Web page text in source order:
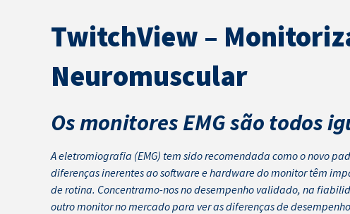
TwitchView –
Neuromuscular
Os monitores EMG são todos
A eletromiografia (EMG) tem sido recomendada como o novo
diferenças inerentes ao software e hardware do monitor têm
de rotina. Concentramo-nos no desempenho validado, na
outro monitor no mercado para ver as diferenças de